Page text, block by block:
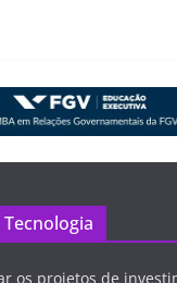
Tecnologia
os projetos de